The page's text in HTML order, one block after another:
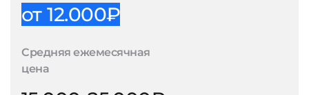
от 12.000₽
Средняя ежемесячная
цена